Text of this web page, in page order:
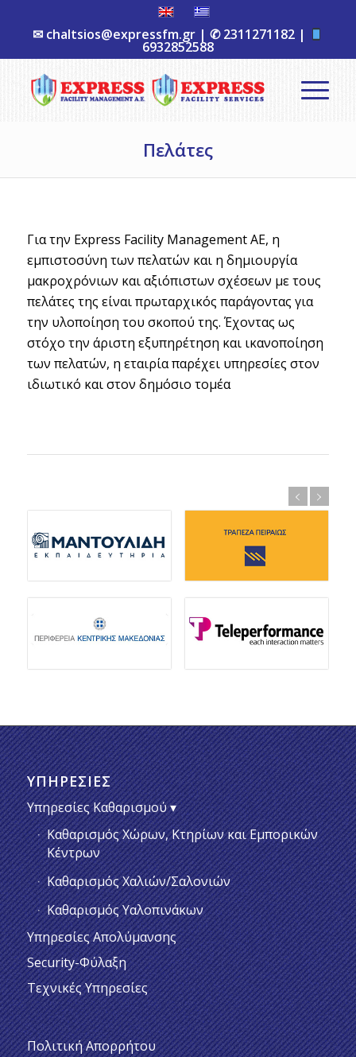
✉ chaltsios@expressfm.gr| ✆2311271182|
6932852588
Πελάτες
Για την Express Facility Management ΑΕ, η
εμπιστοσύνη των πελατών και η δημιουργία
μακροχρόνιων και αξιόπιστων σχέσεων με τους
πελάτες της είναι πρωταρχικός παράγοντας για
την υλοποίηση του σκοπού της. Έχοντας ως
στόχο την άριστη εξυπηρέτηση και ικανοποίηση
των πελατών, η εταιρία παρέχει υπηρεσίες στον
ιδιωτικό και στον δημόσιο τομέα
ΥΠΗΡΕΣΊΕΣ
Υπηρεσίες Καθαρισμού
Καθαρισμός Χώρων, Κτηρίων και Εμπορικών
Κέντρων
Καθαρισμός Χαλιών/Σαλονιών
Καθαρισμός Υαλοπινάκων
Υπηρεσίες Απολύμανσης
Security-Φύλαξη
Τεχνικές Υπηρεσίες
Πολιτική Απορρήτου